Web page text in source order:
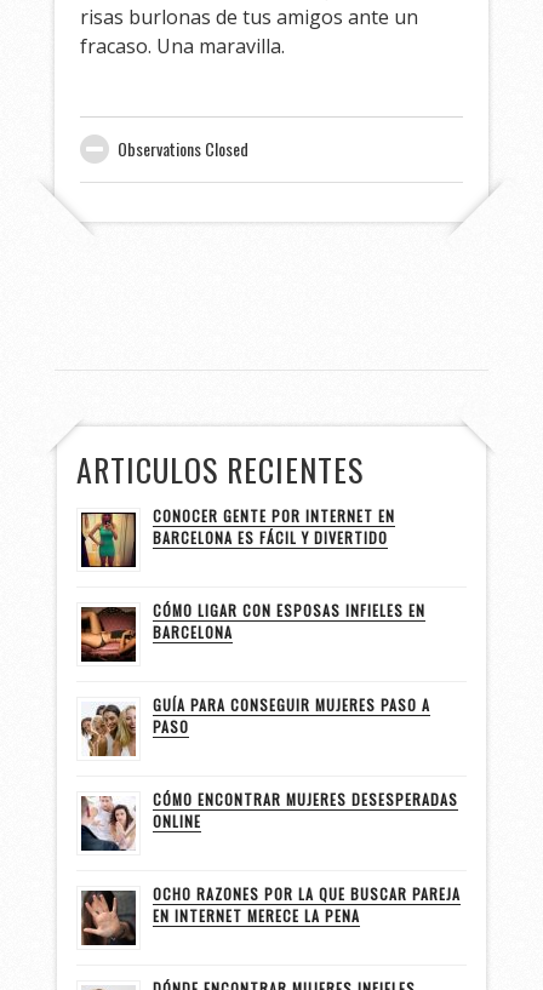
risas burlonas de tus amigos ante un
fracaso. Una maravilla.
Observations Closed
ARTICULOS RECIENTES
CONOCER GENTE POR INTERNET EN
BARCELONA ES FÁCIL Y DIVERTIDO
CÓMO LIGAR CON ESPOSAS INFIELES EN
BARCELONA
GUÍA PARA CONSEGUIR MUJERES PASO A
PASO
CÓMO ENCONTRAR MUJERES DESESPERADAS
ONLINE
OCHO RAZONES POR LA QUE BUSCAR PAREJA
EN INTERNET MERECE LA PENA